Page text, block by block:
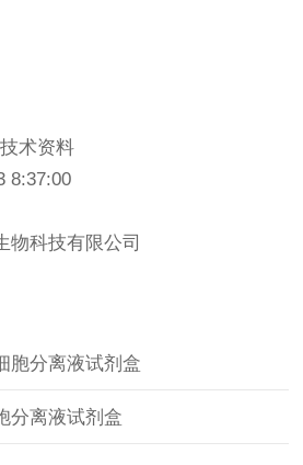
术资料
8:37:00
科技有限公司
胞分离液试剂盒
分离液试剂盒